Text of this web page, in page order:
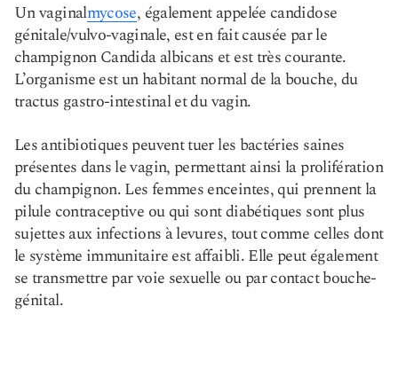
Un vaginalmycose, également appelée candidose
génitale/vulvo-vaginale, est en fait causée par le
champignon Candida albicans et est très courante.
L’organisme est un habitant normal de la bouche, du
tractus gastro-intestinal et du vagin.
Les antibiotiques peuvent tuer les bactéries saines
présentes dans le vagin, permettant ainsi la prolifération
du champignon. Les femmes enceintes, qui prennent la
pilule contraceptive ou qui sont diabétiques sont plus
sujettes aux infections à levures, tout comme celles dont
le système immunitaire est affaibli. Elle peut également
se transmettre par voie sexuelle ou par contact bouche-
génital.